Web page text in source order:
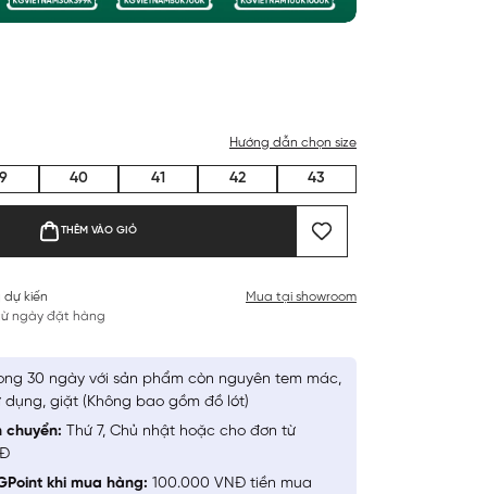
Hướng dẫn chọn size
40 41 42 43
THÊM VÀO GIỎ
dự kiến
ngày đặt hàng
Mua tại showroom
30 ngày với sản phẩm còn nguyên tem mác,
dụng, giặt (Không bao gồm đồ lót)
chuyển: Thứ 7, Chủ nhật hoặc cho đơn từ
khi mua hàng: 100.000 VNĐ tiền mua